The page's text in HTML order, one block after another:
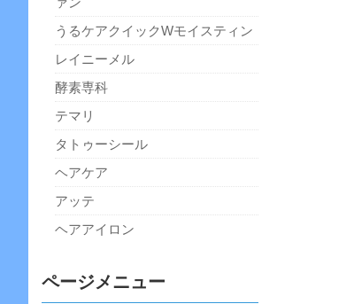
うるケアクイックWモイスティン
レイニーメル
酵素専科
テマリ
タトゥーシール
ヘアケア
アッテ
ヘアアイロン
ページメニュー